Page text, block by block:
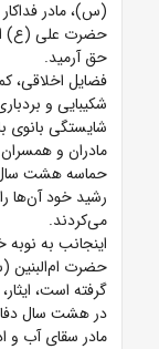
(س)، مادر
حضرت علی (ع)
حق آرمید.
فضایل اخلاقی،
شکیبایی و
شایستگی بانوی
مادران و
حماسه هشت سال
رشید خود آن‌ها
می‌کردند.
اینجانب به
حضرت ام‌البنین
گرفته است،
در هشت سال
مادر سقای آب و